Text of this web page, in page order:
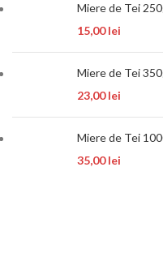
Miere de Tei
15,00lei
Miere de Tei
23,00lei
Miere de Tei
35,00lei